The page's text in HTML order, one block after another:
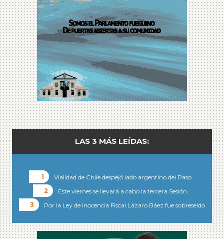
LAS 3 MÁS LEÍDAS:
Vialidad de Chile despejó lado argentino del Paso…
Este viernes se llevará a cabo la tercera Sesión…
Por la Ley de Inocencia Fiscal Lázaro Báez fue sobreseído